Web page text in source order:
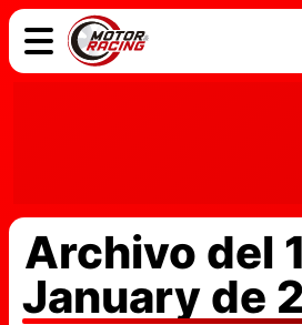
Archivo del
January de